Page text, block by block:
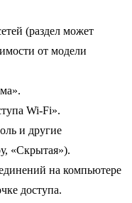
(раздел может
от модели
Wi-Fi».
и другие
«Скрытая»).
на компьютере
доступа.